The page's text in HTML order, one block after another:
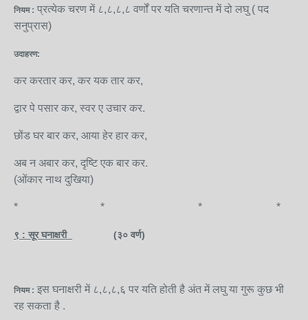
नियम : प्रत्येक चरण में ८,८,८,८ वर्णों पर यति चरणान्त में दो लघु ( पद
सनुप्रास)
उदाहरण:
कर करतार कर, कर यक तार कर,
द्वार पे पसार कर, स्वर ए उचार कर.
छोंड घर बार कर, आया हेर हार कर,
अब न अबार कर, दृष्टि एक बार कर.
(ओंकार नाथ दुखिया)
* * * *
९ : सूर घनाक्षरी (३० वर्ण)
नियम : इस घनाक्षरी में ८,८,८,६ पर यति होती है अंत में लघु या गुरू कुछ भी
रह सकता है .